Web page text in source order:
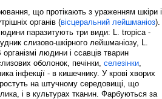
що протікають з ураженням шкіри і
органів (вісцеральний лейшманіоз).
паразитують три види: L. tropica -
слизово-шкірного лейшманіозу, L.
людини і ссавців тварин
оболонок, печінки, селезінки,
інфекції - в кишечнику. У крові хворих
на штучному середовищі, що
і в культурах тканин. Фарбуються за